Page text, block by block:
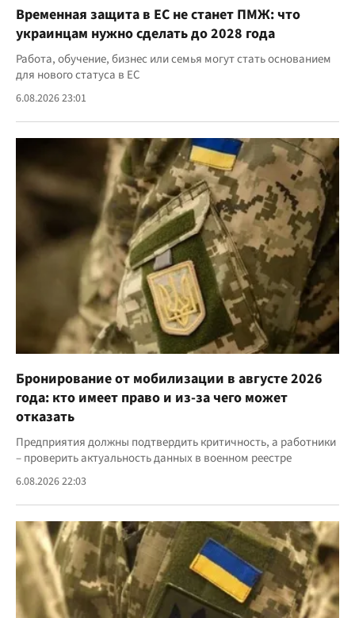
Временная защита в ЕС не станет ПМЖ: что
украинцам нужно сделать до 2028 года
Работа, обучение, бизнес или семья могут стать основанием
для нового статуса в ЕС
6.08.2026 23:01
Бронирование от мобилизации в августе 2026
года: кто имеет право и из-за чего может
отказать
Предприятия должны подтвердить критичность, а работники
– проверить актуальность данных в военном реестре
6.08.2026 22:03